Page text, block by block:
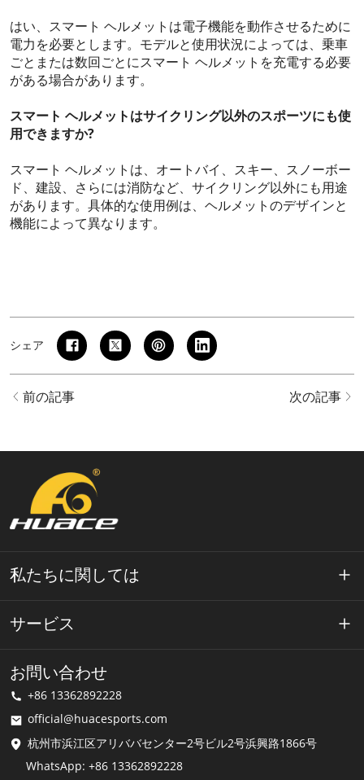
はい、スマート ヘルメットは電子機能を動作させるために
電力を必要とします。モデルと使用状況によっては、乗車
ごとまたは数回ごとにスマート ヘルメットを充電する必要
がある場合があります。
スマート ヘルメットはサイクリング以外のスポーツにも使
用できますか?
スマート ヘルメットは、オートバイ、スキー、スノーボー
ド、建設、さらには消防など、サイクリング以外にも用途
があります。具体的な使用例は、ヘルメットのデザインと
機能によって異なります。
シェア
前の記事 次の記事
私たちに関しては
ワエースについて
解決
サービス
プライバシーポリシー
利用規約
配送サービス
よくある質問
お問い合わせ
+86 13362892228
official@huacesports.com
杭州市浜江区アリババセンター2号ビル2号浜興路1866号
WhatsApp: +86 13362892228